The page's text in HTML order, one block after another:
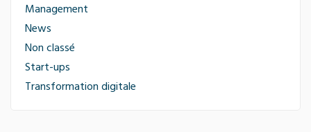
Management
News
Non classé
Start-ups
Transformation digitale